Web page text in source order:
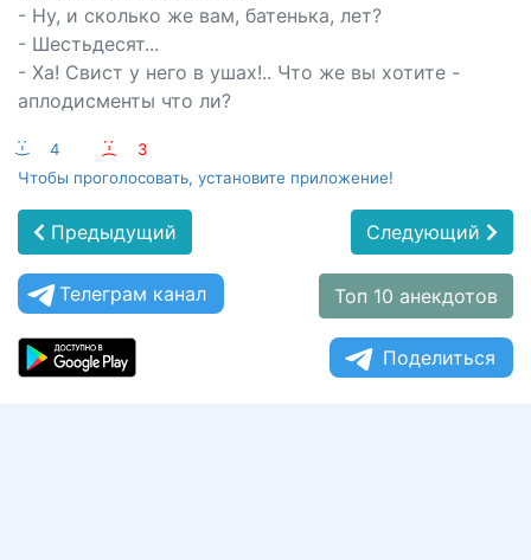
- Ну, и сколько же вам, батенька, лет?
- Шестьдесят...
- Ха! Свист у него в ушах!.. Что же вы хотите -
аплодисменты что ли?
:-) 4 :-(
3
Чтобы проголосовать, установите приложение!
Предыдущий Следующий
Телеграм канал Топ 10 анекдотов
Поделиться